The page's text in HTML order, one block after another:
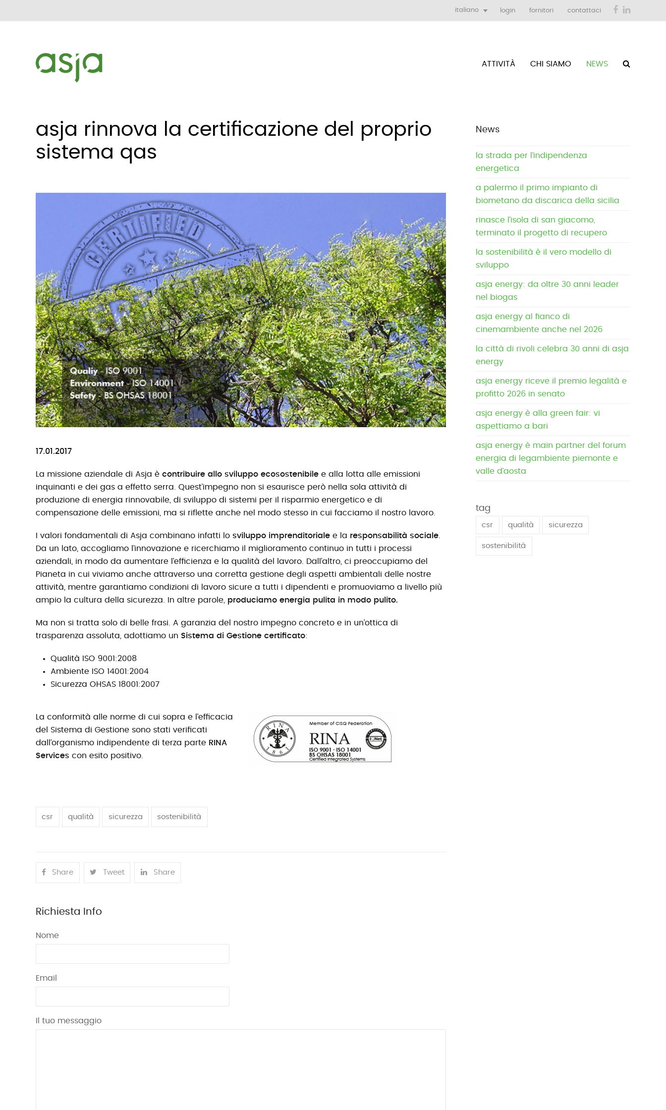
italiano login fornitori contattaci Facebook
ATTIVITÀ CHI SIAMO NEWS
asja rinnova la certificazione del proprio
sistema qas
17.01.2017
La missione aziendale di Asja è contribuire allo sviluppo ecosostenibile e alla lotta alle emissioni
inquinanti e dei gas a effetto serra. Quest’impegno non si esaurisce però nella sola attività di
produzione di energia rinnovabile, di sviluppo di sistemi per il risparmio energetico e di
compensazione delle emissioni, ma si riflette anche nel modo stesso in cui facciamo il nostro lavoro.
I valori fondamentali di Asja combinano infatti lo sviluppo imprenditoriale e la responsabilità sociale
Da un lato, accogliamo l’innovazione e ricerchiamo il miglioramento continuo in tutti i processi
aziendali, in modo da aumentare l’efficienza e la qualità del lavoro. Dall’altro, ci preoccupiamo del
Pianeta in cui viviamo anche attraverso una corretta gestione degli aspetti ambientali delle nostre
attività, mentre garantiamo condizioni di lavoro sicure a tutti i dipendenti e promuoviamo a livello più
ampio la cultura della sicurezza. In altre parole, produciamo energia pulita in modo pulito.
Ma non si tratta solo di belle frasi. A garanzia del nostro impegno concreto e in un’ottica di
trasparenza assoluta, adottiamo un Sistema di Gestione certificato:
Qualità ISO 9001:2008
Ambiente ISO 14001:2004
Sicurezza OHSAS 18001:2007
La conformità alle norme di cui sopra e l’efficacia
del Sistema di Gestione sono stati verificati
dall’organismo indipendente di terza parte RINA
Services con esito positivo.
csr qualità sicurezza sostenibilità
Share Tweet Share
Richiesta Info
Nome
Email
Il tuo messaggio
News
la strada per l’indipendenza
energetica
a palermo il primo impianto di
biometano da discarica della sicilia
rinasce l’isola di san giacomo,
terminato il progetto di recupero
la sostenibilità è il vero modello di
sviluppo
asja energy: da oltre 30 anni leader
nel biogas
asja energy al fianco di
cinemambiente anche nel 2026
la città di rivoli celebra 30 anni di asja
energy
asja energy riceve il premio legalità e
profitto 2026 in senato
asja energy è alla green fair: vi
aspettiamo a bari
asja energy è main partner del forum
energia di legambiente piemonte e
valle d’aosta
tag
csr qualità sicurezza
sostenibilità